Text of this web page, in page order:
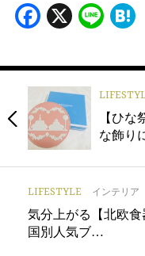
Facebook
X Line
【ひ
な飾り
LIFESTYLE インテリア
気分上がる【北欧食
国別人気ブ…